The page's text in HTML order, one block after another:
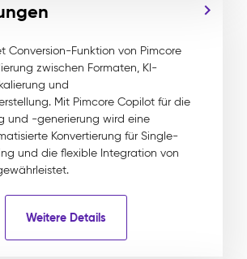
Conversion-Funktion von Pimcore
zwischen Formaten, KI-
und
Mit Pimcore Copilot für die
und -generierung wird eine
Konvertierung für Single-
und die flexible Integration von
Weitere Details